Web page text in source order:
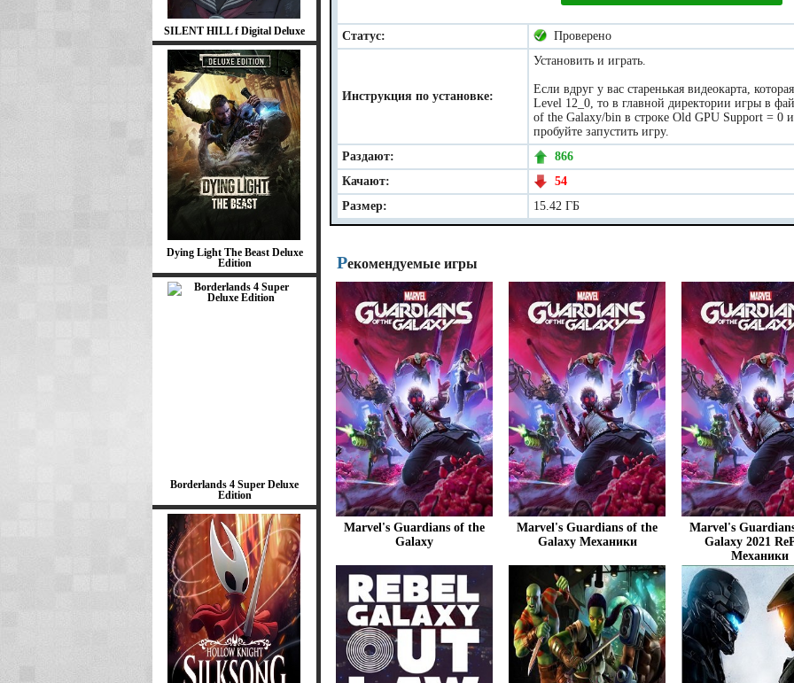
SILENT HILL f Digital Deluxe
Dying Light The Beast Deluxe
Edition
Borderlands 4 Super Deluxe
Edition
Статус: Проверено
Инструкция по установке:
Установить и играть.
Если вдруг у вас старенькая видеокарта,
Level 12_0, то в главной директории игры в
of the Galaxy/bin в строке Old GPU Support = 0
пробуйте запустить игру.
Раздают:
866
Качают:
54
Размер:
15.42 ГБ
Рекомендуемые игры
Marvel's Guardians of the
Galaxy
Marvel's Guardians of the
Galaxy Механики
Marvel's
Galaxy 2021
Механики